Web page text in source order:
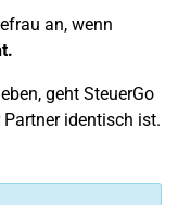
an, wenn
geht SteuerGo
identisch ist.